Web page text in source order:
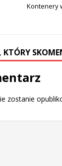
Kontenery
KTÓRY
zostanie